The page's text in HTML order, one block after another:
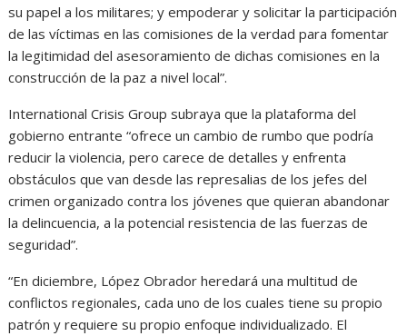
su papel a los militares; y empoderar y solicitar la participación
de las víctimas en las comisiones de la verdad para fomentar
la legitimidad del asesoramiento de dichas comisiones en la
construcción de la paz a nivel local”.
International Crisis Group subraya que la plataforma del
gobierno entrante “ofrece un cambio de rumbo que podría
reducir la violencia, pero carece de detalles y enfrenta
obstáculos que van desde las represalias de los jefes del
crimen organizado contra los jóvenes que quieran abandonar
la delincuencia, a la potencial resistencia de las fuerzas de
seguridad”.
“En diciembre, López Obrador heredará una multitud de
conflictos regionales, cada uno de los cuales tiene su propio
patrón y requiere su propio enfoque individualizado. El